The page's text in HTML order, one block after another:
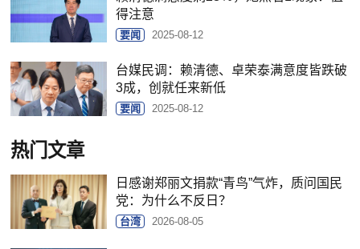
得注意
要闻 2025-08-12
台媒民调：赖清德、卓荣泰满意度皆跌破
3成，创就任来新低
要闻 2025-08-12
热门文章
日感谢郑丽文捐款“青鸟”气炸，质问国民
党：为什么不反日？
台湾 2026-08-05